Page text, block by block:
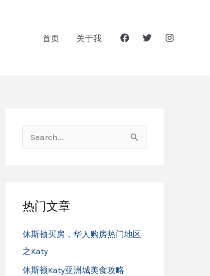
首页 关于我
索
热门文章
休斯顿买房，华人购房热门地区
之Katy
休斯顿Katy亚洲城美食攻略